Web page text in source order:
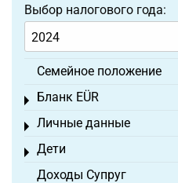
Выбор налогового года:
Семейное положение
Бланк EÜR
Toggle menu
Личные данные
Toggle menu
Дети
Toggle menu
Доходы Супруг